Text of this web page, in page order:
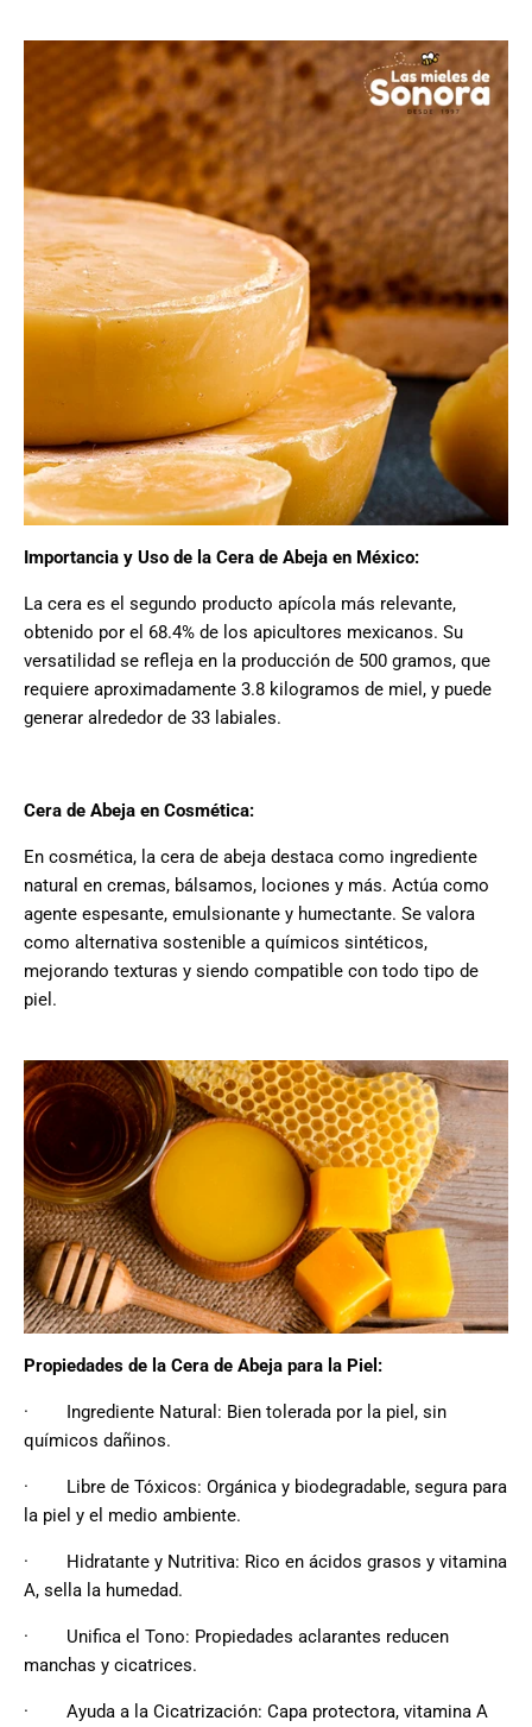
Importancia y Uso de la Cera de Abeja en México:
La cera es el segundo producto apícola más relevante,
obtenido por el 68.4% de los apicultores mexicanos. Su
versatilidad se refleja en la producción de 500 gramos, que
requiere aproximadamente 3.8 kilogramos de miel, y puede
generar alrededor de 33 labiales.
Cera de Abeja en Cosmética:
En cosmética, la cera de abeja destaca como ingrediente
natural en cremas, bálsamos, lociones y más. Actúa como
agente espesante, emulsionante y humectante. Se valora
como alternativa sostenible a químicos sintéticos,
mejorando texturas y siendo compatible con todo tipo de
piel.
Propiedades de la Cera de Abeja para la Piel:
· Ingrediente Natural: Bien tolerada por la piel, sin
químicos dañinos.
· Libre de Tóxicos: Orgánica y biodegradable, segura para
la piel y el medio ambiente.
· Hidratante y Nutritiva: Rico en ácidos grasos y vitamina
A, sella la humedad.
· Unifica el Tono: Propiedades aclarantes reducen
manchas y cicatrices.
· Ayuda a la Cicatrización: Capa protectora, vitamina A